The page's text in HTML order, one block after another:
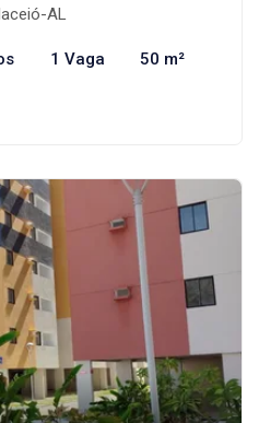
AL
1 Vaga 50 m²